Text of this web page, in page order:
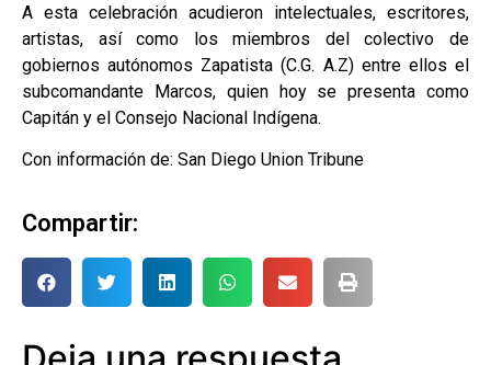
A esta celebración acudieron intelectuales, escritores,
artistas, así como los miembros del colectivo de
gobiernos autónomos Zapatista (C.G. A.Z) entre ellos el
subcomandante Marcos, quien hoy se presenta como
Capitán y el Consejo Nacional Indígena.
Con información de: San Diego Union Tribune
Compartir: